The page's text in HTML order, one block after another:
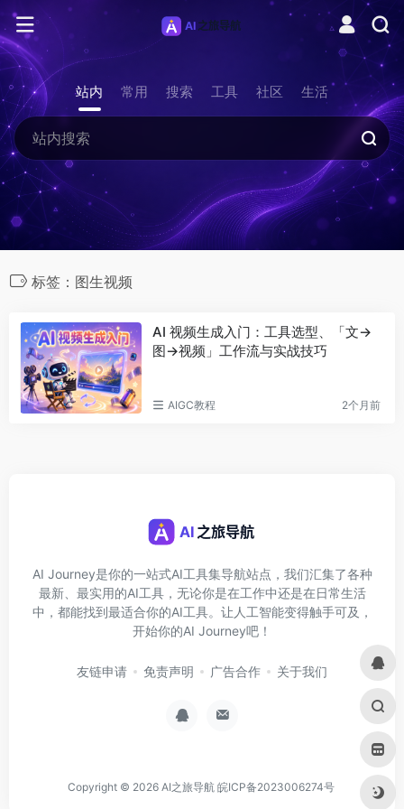
站内 常用 搜索 工具 社区 生活
标签：图生视频
AI 视频生成入门：工具选型、「文→
图→视频」工作流与实战技巧
AIGC教程 2个月前
AI Journey是你的一站式AI工具集导航站点，我们汇集了各种
最新、最实用的AI工具，无论你是在工作中还是在日常生活
中，都能找到最适合你的AI工具。让人工智能变得触手可及，
开始你的AI Journey吧！
友链申请 免责声明 广告合作 关于我们
Copyright © 2026 AI之旅导航 皖ICP备2023006274号